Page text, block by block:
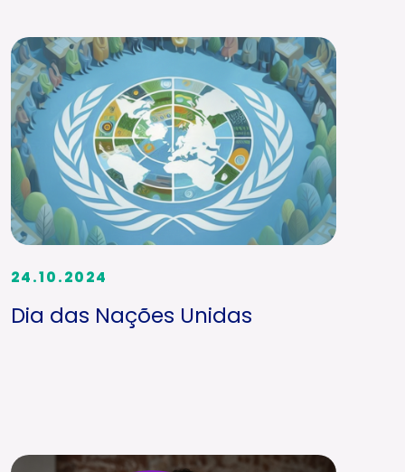
24.10.2024
Dia das Nações Unidas